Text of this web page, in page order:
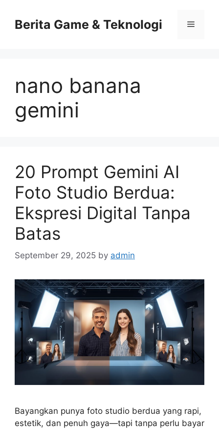
contentBerita Game & Teknologi Menu
nano banana
gemini
20 Prompt Gemini AI
Foto Studio Berdua:
Ekspresi Digital Tanpa
Batas
September 29, 2025 by admin
Bayangkan punya foto studio berdua yang rapi,
estetik, dan penuh gaya—tapi tanpa perlu bayar